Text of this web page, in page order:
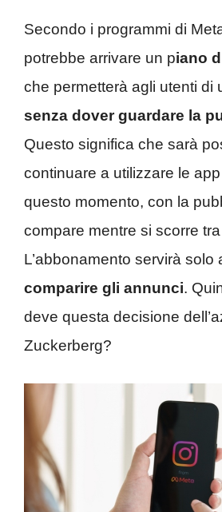
Secondo i programmi di
potrebbe arrivare un piano
che permetterà agli utenti di
senza dover guardare la
Questo significa che sarà
continuare a utilizzare le
questo momento, con la
compare mentre si scorre
L’abbonamento servirà solo
comparire gli annunci.
deve questa decisione
Zuckerberg?